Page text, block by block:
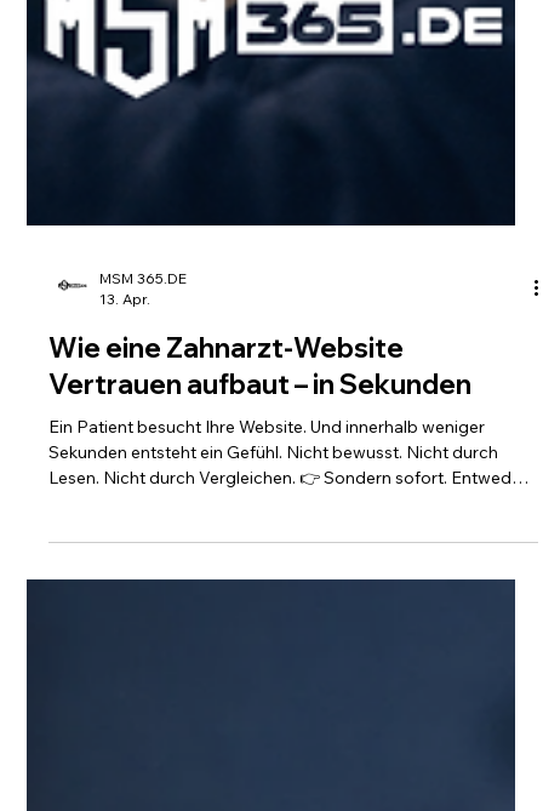
13. Apr.
Wie eine Zahnarzt-Website
Vertrauen aufbaut – in Sekunden
Ein Patient besucht Ihre Website. Und innerhalb weniger
entsteht Vertrauen. Oder Unsicherheit. Und genau in diesem